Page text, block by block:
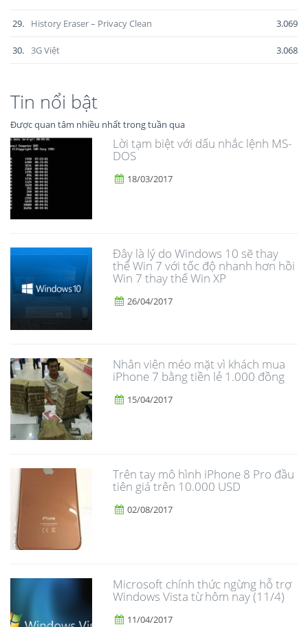
29. History Eraser – Privacy Clean 3.069
30. 3G Việt 3.068
Tin nổi bật
Được quan tâm nhiều nhất trong tuần qua
Lời tạm biệt với dấu nhắc lệnh MS-
DOS
18/03/2017
Đây là lý do Windows 10 sẽ thay
thế Win 7 với tốc độ nhanh hơn hồi
Win 7 thay thế Win XP
26/04/2017
Nhân viên méo mặt vì khách mua
iPhone 7 bằng tiền lẻ 1.000 đồng
15/04/2017
Trên tay mô hình iPhone 8 Pro đầu
tiên giá trên 10.000 USD
02/08/2017
Microsoft chính thức ngừng hỗ trợ
Windows Vista từ hôm nay (11/4)
11/04/2017